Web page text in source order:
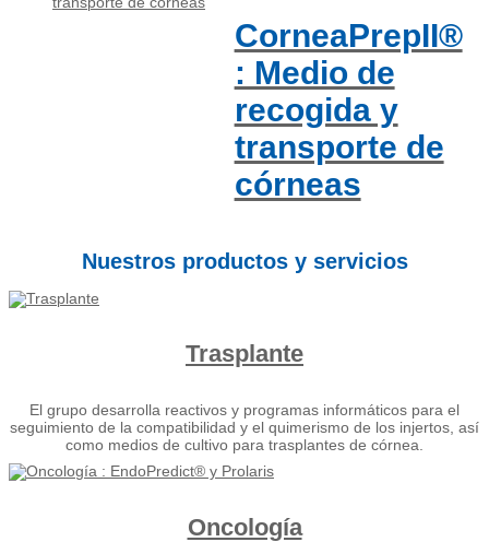
CorneaPrepII®
: Medio de
recogida y
transporte de
córneas
Nuestros productos y servicios
Trasplante
El grupo desarrolla reactivos y programas informáticos para el
seguimiento de la compatibilidad y el quimerismo de los injertos, así
como medios de cultivo para trasplantes de córnea.
Oncología